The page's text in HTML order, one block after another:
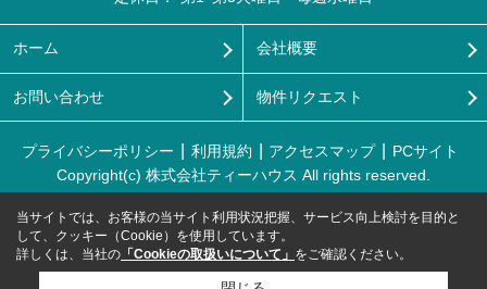
ホーム 会社概要
お問い合わせ 物件リクエスト
プライバシーポリシー 利用規約 アクセスマップ
PCサイト
Copyright(c) 株式会社ティーハウス All rights reserved.
当サイトでは、お客様の当サイト利用状況把握、サービス向上検討を目的と
して、クッキー（Cookie）を使用しています。
詳しくは、当社の 「Cookieの取扱いについて」 をご確認ください。